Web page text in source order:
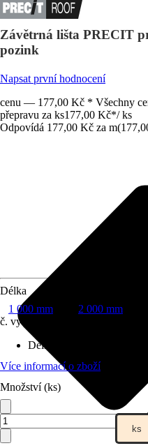
Závětrná lišta PRECIT
pozink
Napsat první hodnocení
cenu — 177,00 Kč * Všechny
přepravu za ks177,00 Kč*/ ks
Odpovídá 177,00 Kč za m(
Délka
1 000 mm
2 000 mm
č. výrobku
Délka
Více informací o zboží
Množství (ks)
ks